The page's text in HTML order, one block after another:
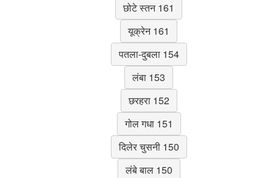
छोटे स्तन 161
यूक्रेन 161
पतला-दुबला 154
लंबा 153
छरहरा 152
गोल गधा 151
दिलेर चुसनी 150
लंबे बाल 150